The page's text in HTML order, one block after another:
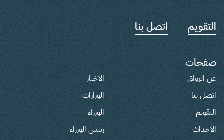
التقويم اتصل بنا
صفحات
عن الرواق
اتصل بنا
التقويم
الأحداث
الأخبار
الوزارات
الوزراء
رئيس الوزراء